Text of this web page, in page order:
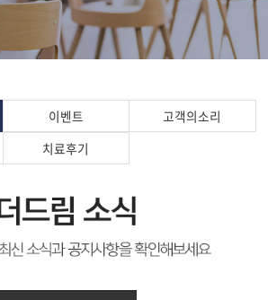
이벤트
고객의소리
치료후기